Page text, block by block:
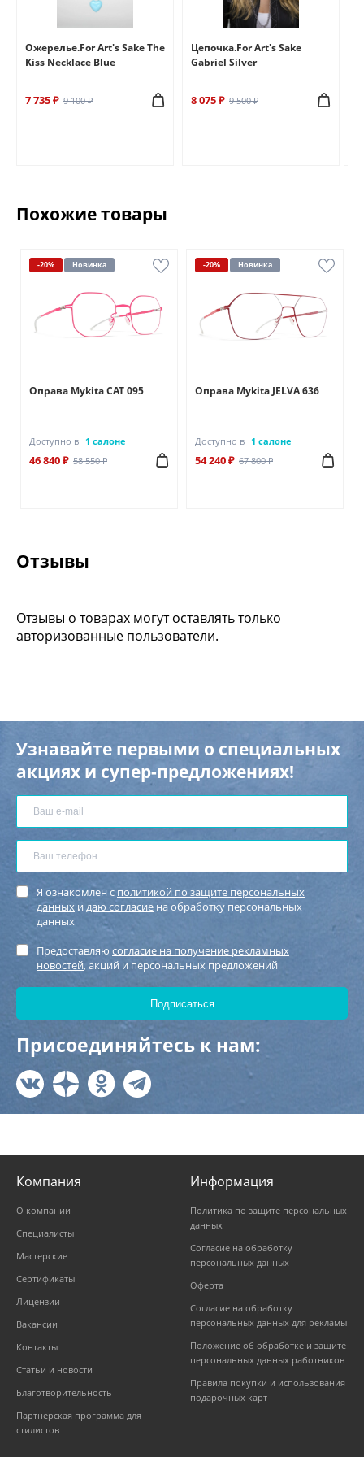
Ожерелье.For Art's Sake The
Kiss Necklace Blue
7 735 ₽ 9 100 ₽
Цепочка.For Art's Sake
Gabriel Silver
8 075 ₽ 9 500 ₽
Похожие товары
-20% Новинка
Оправа Mykita CAT 095
Доступно в 1 салоне
46 840 ₽ 58 550 ₽
-20% Новинка
Оправа Mykita JELVA 636
Доступно в 1 салоне
54 240 ₽ 67 800 ₽
Отзывы
Отзывы о товарах могут оставлять только
авторизованные пользователи.
Узнавайте первыми о специальных
акциях и супер-предложениях!
Я ознакомлен с политикой по защите персональных
данных идаю согласие на обработку персональных
данных
Предоставляю согласие на получение рекламных
новостей, акций и персональных предложений
Присоединяйтесь к нам:
Компания
О компании
Специалисты
Мастерские
Сертификаты
Лицензии
Вакансии
Контакты
Статьи и новости
Благотворительность
Партнерская программа для
стилистов
Информация
Политика по защите персональных
данных
Согласие на обработку
персональных данных
Оферта
Согласие на обработку
персональных данных для рекламы
Положение об обработке и защите
персональных данных работников
Правила покупки и использования
подарочных карт